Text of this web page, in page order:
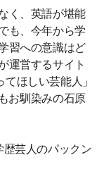
く、英語が堪能
も、今年から学
習への意識はど
運営するサイト
ほしい芸能人」
お馴染みの石原
芸人のパックン